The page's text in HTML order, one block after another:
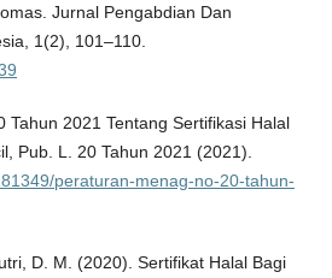
Jurnal Pengabdian Dan
1(2), 101–110.
2021 Tentang Sertifikasi Halal
Pub. L. 20 Tahun 2021 (2021).
peraturan-menag-no-20-tahun-
D. M. (2020). Sertifikat Halal Bagi